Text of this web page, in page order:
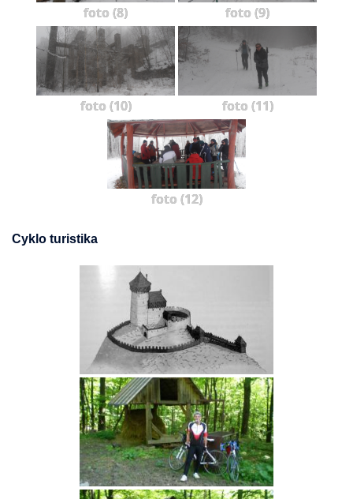
foto (8) foto (9)
foto (10) foto (11)
foto (12)
Cyklo turistika